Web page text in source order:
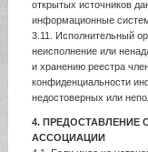
открытых источников
информационные
3.11. Исполнительный
неисполнение или
и хранению реестра
конфиденциальности
недостоверных или
4. ПРЕДОСТАВЛЕНИЕ
АССОЦИАЦИИ